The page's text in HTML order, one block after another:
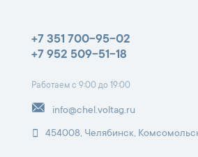
+7 351 700-95-02
+7 952 509-51-18
Работаем с 9:00 до 19:00
info@chel.voltag.ru
454008, Челябинск,